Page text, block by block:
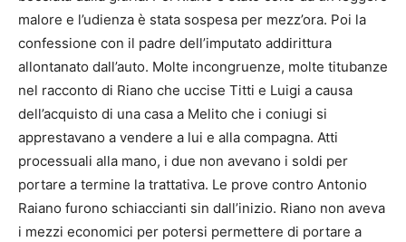
malore e l’udienza è stata sospesa per mezz’ora. Poi la
confessione con il padre dell’imputato addirittura
allontanato dall’auto. Molte incongruenze, molte titubanze
nel racconto di Riano che uccise Titti e Luigi a causa
dell’acquisto di una casa a Melito che i coniugi si
apprestavano a vendere a lui e alla compagna. Atti
processuali alla mano, i due non avevano i soldi per
portare a termine la trattativa. Le prove contro Antonio
Raiano furono schiaccianti sin dall’inizio. Riano non aveva
i mezzi economici per potersi permettere di portare a